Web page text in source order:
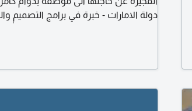
دولة الامارات - خبرة في برامج التصميم